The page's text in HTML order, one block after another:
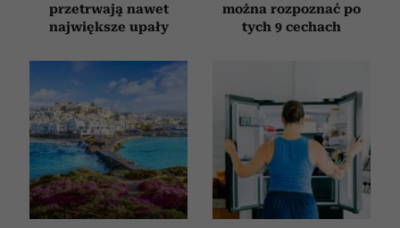
przetrwają nawet
największe upały
można rozpoznać po
tych 9 cechach